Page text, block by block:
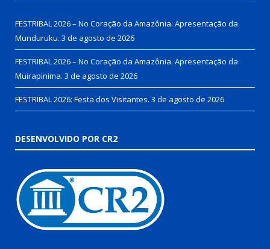
FESTRIBAL 2026 – No Coração da Amazônia. Apresentação da
Munduruku. 3 de agosto de 2026
FESTRIBAL 2026 – No Coração da Amazônia. Apresentação da
Muirapinima. 3 de agosto de 2026
FESTRIBAL 2026: Festa dos Visitantes. 3 de agosto de 2026
DESENVOLVIDO POR CR2